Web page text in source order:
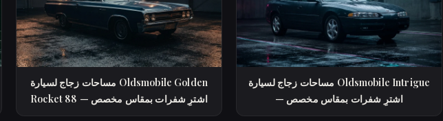
مساحات زجاج لسيارة Oldsmobile Golden
Rocket 88 — اشترِ شفرات بمقاس مخصص
مساحات زجاج لسيارة Oldsmobile Intrigue
— اشترِ شفرات بمقاس مخصص